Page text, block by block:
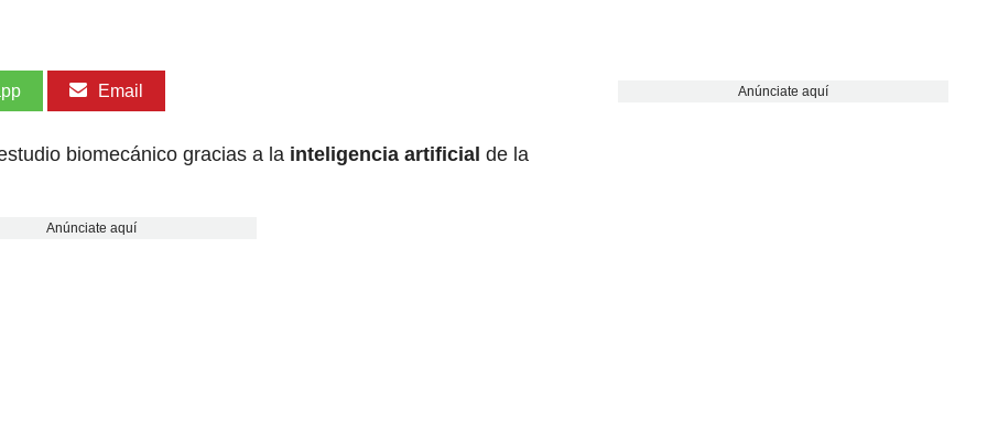
Email
biomecánico gracias a la inteligencia artificial de la
Anúnciate aquí
Anúnciate aquí